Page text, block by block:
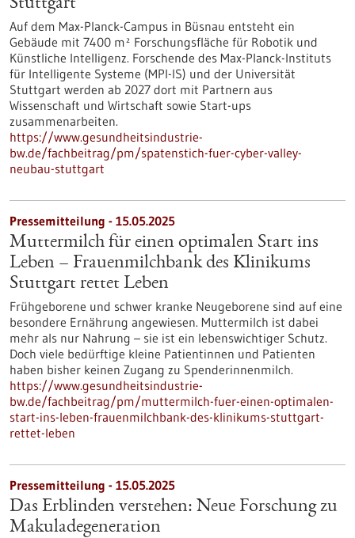
Stuttgart
Auf dem Max-Planck-Campus in Büsnau entsteht ein
Gebäude mit 7400 m² Forschungsfläche für Robotik und
Künstliche Intelligenz. Forschende des Max-Planck-Instituts
für Intelligente Systeme (MPI-IS) und der Universität
Stuttgart werden ab 2027 dort mit Partnern aus
Wissenschaft und Wirtschaft sowie Start-ups
zusammenarbeiten.
https://www.gesundheitsindustrie-
bw.de/fachbeitrag/pm/spatenstich-fuer-cyber-valley-
neubau-stuttgart
Pressemitteilung - 15.05.2025
Muttermilch für einen optimalen Start ins
Leben – Frauenmilchbank des Klinikums
Stuttgart rettet Leben
Frühgeborene und schwer kranke Neugeborene sind auf eine
besondere Ernährung angewiesen. Muttermilch ist dabei
mehr als nur Nahrung – sie ist ein lebenswichtiger Schutz.
Doch viele bedürftige kleine Patientinnen und Patienten
haben bisher keinen Zugang zu Spenderinnenmilch.
https://www.gesundheitsindustrie-
bw.de/fachbeitrag/pm/muttermilch-fuer-einen-optimalen-
start-ins-leben-frauenmilchbank-des-klinikums-stuttgart-
rettet-leben
Pressemitteilung - 15.05.2025
Das Erblinden verstehen: Neue Forschung zu
Makuladegeneration